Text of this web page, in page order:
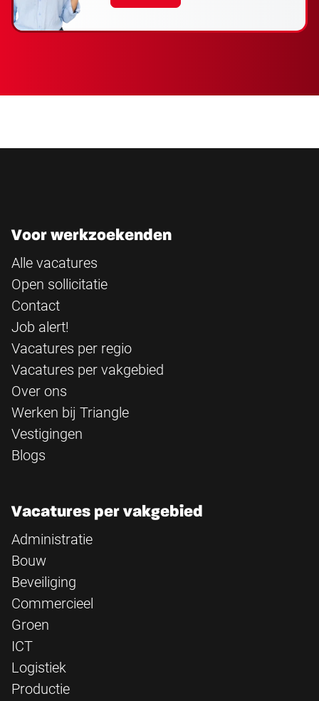
Voor werkzoekenden
Alle vacatures
Open sollicitatie
Contact
Job alert!
Vacatures per regio
Vacatures per vakgebied
Over ons
Werken bij Triangle
Vestigingen
Blogs
Vacatures per vakgebied
Administratie
Bouw
Beveiliging
Commercieel
Groen
ICT
Logistiek
Productie